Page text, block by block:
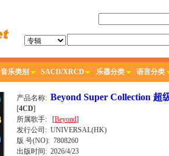
音乐类别 SACD/XRCD 乐器分类 语言分类
产品名称: Beyond Super Collection 超
[4CD]
所属歌手: [Beyond]
发行公司: UNIVERSAL(HK)
版 号(NO): 7808260
出版时间: 2026/4/23